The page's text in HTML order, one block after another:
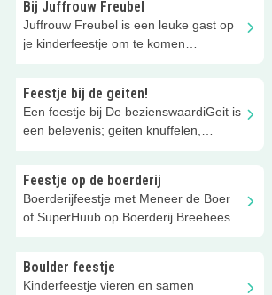
Bij Juffrouw Freubel
Juffrouw Freubel is een leuke gast op
je kinderfeestje om te komen
Feestje bij de geiten!
Een feestje bij De bezienswaardiGeit is
een belevenis; geiten knuffelen,
Feestje op de boerderij
Boerderijfeestje met Meneer de Boer
of SuperHuub op Boerderij Breehees
Boulder feestje
Kinderfeestje vieren en samen